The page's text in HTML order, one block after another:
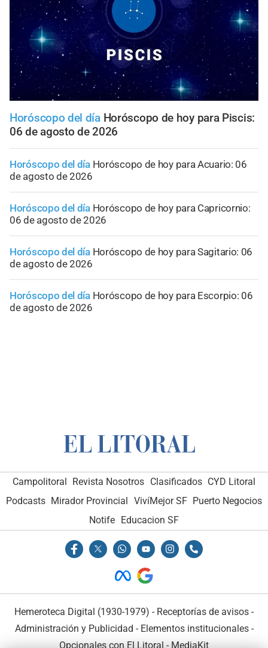
Horóscopo del día Horóscopo de hoy para Piscis:
06 de agosto de 2026
Horóscopo del día Horóscopo de hoy para Acuario: 06
de agosto de 2026
Horóscopo del día Horóscopo de hoy para Capricornio:
06 de agosto de 2026
Horóscopo del día Horóscopo de hoy para Sagitario: 06
de agosto de 2026
Horóscopo del día Horóscopo de hoy para Escorpio: 06
de agosto de 2026
Campolitoral Revista Nosotros Clasificados CYD Litoral
Podcasts Mirador Provincial VivíMejor SF Puerto Negocios
Notife Educacion SF
Hemeroteca Digital (1930-1979) - Receptorías de avisos -
Administración y Publicidad - Elementos institucionales-
Opcionales con El Litoral - MediaKit